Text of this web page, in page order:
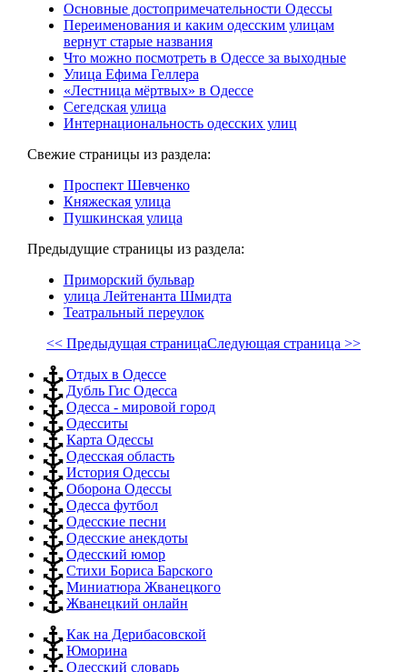
Основные достопримечательности Одессы
Переименования и каким одесским улицам
вернут старые названия
Что можно посмотреть в Одессе за выходные
Улица Ефима Геллера
«Лестница мёртвых» в Одессе
Сегедская улица
Интернациональность одесских улиц
Свежие страницы из раздела:
Проспект Шевченко
Княжеская улица
Пушкинская улица
Предыдущие страницы из раздела:
Приморский бульвар
улица Лейтенанта Шмидта
Театральный переулок
<< Предыдущая страницаСледующая страница >>
Отдых в Одессе
Дубль Гис Одесса
Одесса - мировой город
Одесситы
Карта Одессы
Одесская область
История Одессы
Оборона Одессы
Одесса футбол
Одесские песни
Одесские анекдоты
Одесский юмор
Стихи Бориса Барского
Миниатюра Жванецкого
Жванецкий онлайн
Как на Дерибасовской
Юморина
Одесский словарь